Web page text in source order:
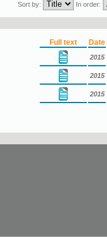
Sort by: In order:
Full text Date
2015
2015
2015